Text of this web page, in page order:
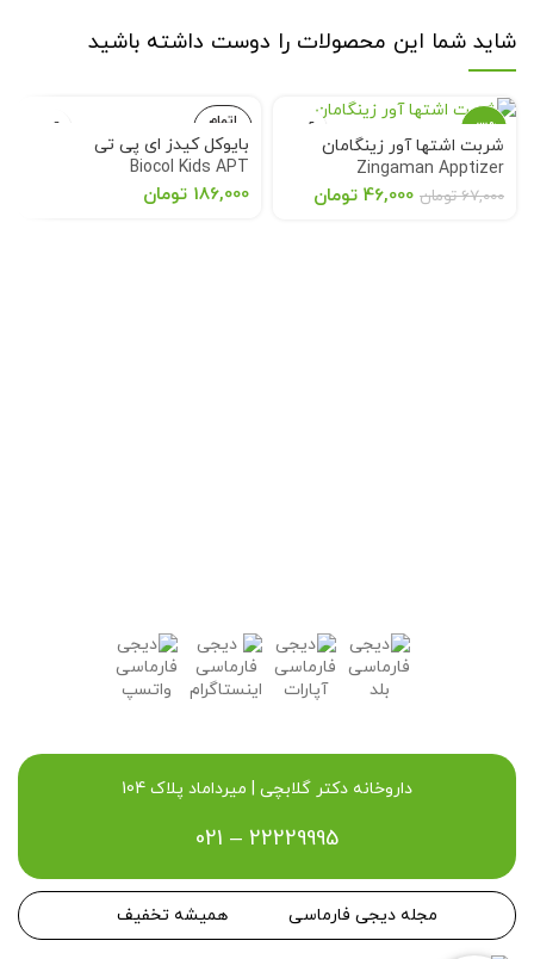
شاید شما این محصولات را دوست داشته باشید
-31%
اتمام
موجودی
شربت اشتها آور زینگامان
Zingaman Apptizer
67,000 تومان 46,000 تومان
اتمام
موجودی
بایوکل کیدز ای پی تی
Biocol Kids APT
186,000 تومان
داروخانه دکتر گلابچی | میرداماد پلاک 104
021 – 22229995
مجله دیجی فارماسی همیشه تخفیف